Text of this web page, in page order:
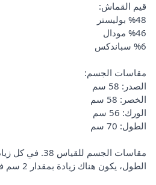
قيم القماش:
%48 بوليستر
%46 مودال
%6 سباندكس
مقاسات الجسم:
الصدر: 58 سم
الخصر: 58 سم
الورك: 56 سم
الطول: 70 سم
مقاسات الجسم
الطول، يكون هناك زيادة بمقدار 2 سم في القيم الأخرى.